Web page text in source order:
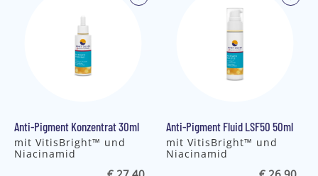
Anti-Pigment Konzentrat 30ml
mit VitisBright™ und
Niacinamid
Anti-Pigment Fluid LSF50 50ml
mit VitisBright™ und
Niacinamid